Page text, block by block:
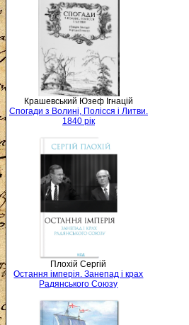
Крашевський Юзеф Ігнацій
Спогади з Волині, Полісся і Литви.
1840 рік
Плохій Сергій
Остання імперія. Занепад і крах
Радянського Союзу